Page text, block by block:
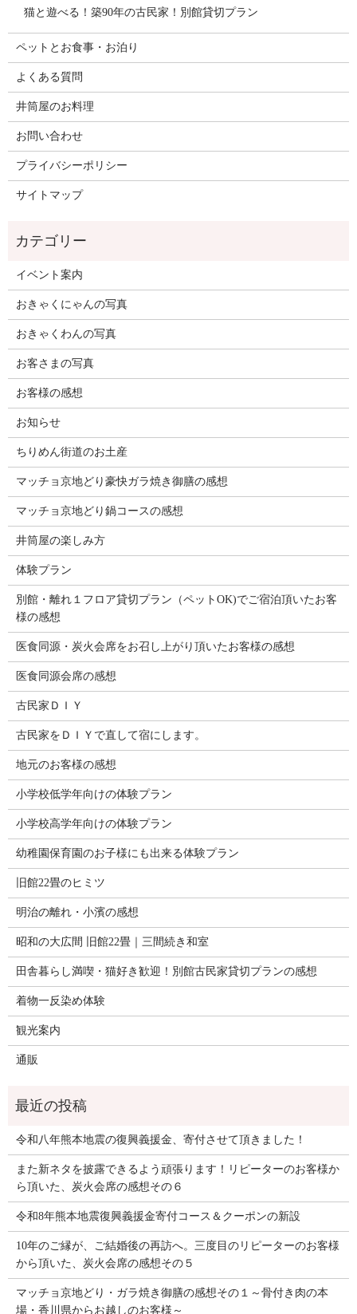
猫と遊べる！築90年の古民家！別館貸切プラン
ペットとお食事・お泊り
よくある質問
井筒屋のお料理
お問い合わせ
プライバシーポリシー
サイトマップ
イベント案内
おきゃくにゃんの写真
おきゃくわんの写真
お客さまの写真
お客様の感想
お知らせ
ちりめん街道のお土産
マッチョ京地どり豪快ガラ焼き御膳の感想
マッチョ京地どり鍋コースの感想
井筒屋の楽しみ方
体験プラン
別館・離れ１フロア貸切プラン（ペットOK)でご宿泊頂いたお客
様の感想
医食同源・炭火会席をお召し上がり頂いたお客様の感想
医食同源会席の感想
古民家ＤＩＹ
古民家をＤＩＹで直して宿にします。
地元のお客様の感想
小学校低学年向けの体験プラン
小学校高学年向けの体験プラン
幼稚園保育園のお子様にも出来る体験プラン
旧館22畳のヒミツ
明治の離れ・小濱の感想
昭和の大広間 旧館22畳｜三間続き和室
田舎暮らし満喫・猫好き歓迎！別館古民家貸切プランの感想
着物一反染め体験
観光案内
通販
令和八年熊本地震の復興義援金、寄付させて頂きました！
また新ネタを披露できるよう頑張ります！リピーターのお客様か
ら頂いた、炭火会席の感想その６
令和8年熊本地震復興義援金寄付コース＆クーポンの新設
10年のご縁が、ご結婚後の再訪へ。三度目のリピーターのお客様
から頂いた、炭火会席の感想その５
マッチョ京地どり・ガラ焼き御膳の感想その１～骨付き肉の本
場・香川県からお越しのお客様～